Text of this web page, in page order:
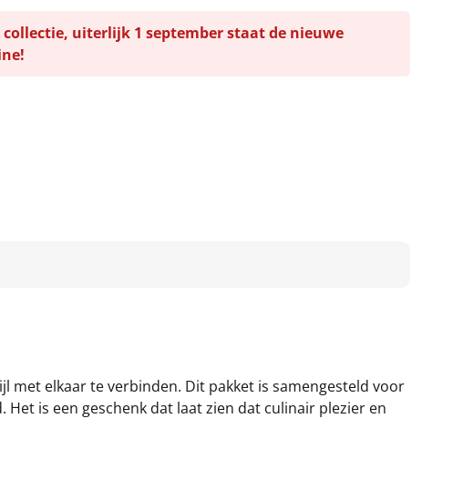
collectie, uiterlijk 1 september staat de nieuwe
met elkaar te verbinden. Dit pakket is samengesteld voor
is een geschenk dat laat zien dat culinair plezier en